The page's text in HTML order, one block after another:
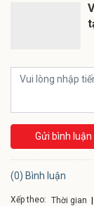
Gửi bình luận
(0) Bình luận
Xếp theo: Thời gian